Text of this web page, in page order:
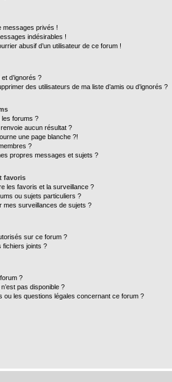
messages privés !
indésirables !
abusif d’un utilisateur de ce forum !
d’ignorés ?
des utilisateurs de ma liste d’amis ou d’ignorés ?
forums ?
aucun résultat ?
une page blanche ?!
?
propres messages et sujets ?
favoris
les favoris et la surveillance ?
ou sujets particuliers ?
mes surveillances de sujets ?
sur ce forum ?
fichiers joints ?
?
pas disponible ?
ou les questions légales concernant ce forum ?